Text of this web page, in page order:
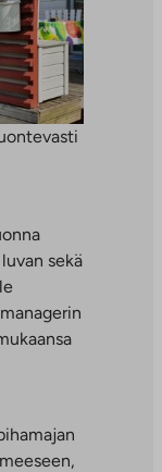
sekä